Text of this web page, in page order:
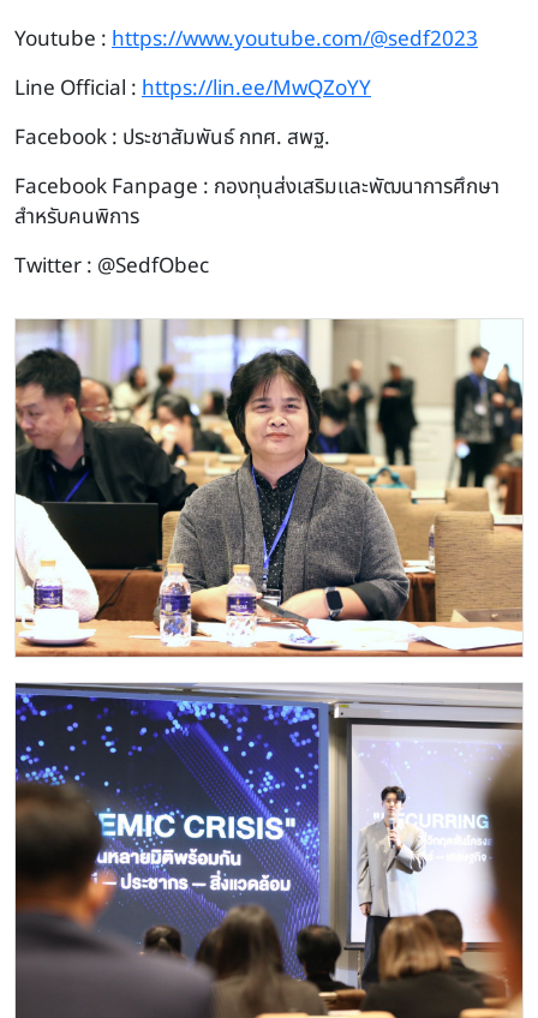
Youtube :https://www.youtube.com/@sedf2023
Line Official :https://lin.ee/MwQZoYY
Facebook : ประชาสัมพันธ์ กทศ. สพฐ.
Facebook Fanpage : กองทุนส่งเสริมเเละพัฒนาการศึกษา
สำหรับคนพิการ
Twitter : @SedfObec
Image
Image